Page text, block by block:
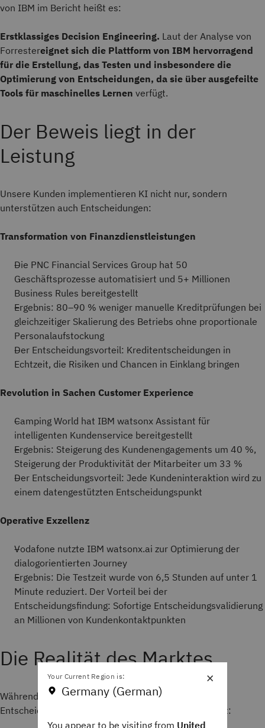
von IBM im Bericht heißt es:
Erstklassiges Decision Engineering. Laut der Analyse von
Forrestereignet sich die Plattform von IBM hervorragend
für die Erstellung, das Testen und insbesondere die
Optimierung von Entscheidungen, da sie über ausgefeilte
Tools für maschinelles Lernen verfügt.
Der Beweis liegt in der
Leistung
Unsere Kunden implementieren KI nicht nur, sondern
unterstützen auch Entscheidungen:
Transformation von Finanzdienstleistungen
Die PNC Financial Services Group hat 50
Geschäftsprozesse automatisiert und 5+ Millionen
Business Rules bereitgestellt
Ergebnis: 80–90 % weniger manuelle Kreditprüfungen bei
gleichzeitiger Skalierung des Betriebs ohne proportionale
Personalaufstockung
Der Entscheidungsvorteil: Kreditentscheidungen in
Echtzeit, die Risiken und Chancen in Einklang bringen
Revolution in Sachen Customer Experience
Camping World hat IBM watsonx Assistant für
intelligenten Kundenservice bereitgestellt
Ergebnis: Steigerung des Kundenengagements um 40 %,
Steigerung der Produktivität der Mitarbeiter um 33 %
Der Entscheidungsvorteil: Jede Kundeninteraktion wird zu
einem datengestützten Entscheidungspunkt
Operative Exzellenz
Vodafone nutzte IBM watsonx.ai zur Optimierung der
dialogorientierten Journey
Ergebnis: Die Testzeit wurde von 6,5 Stunden auf unter 1
Minute reduziert. Der Vorteil bei der
Entscheidungsfindung: Sofortige Entscheidungsvalidierung
an Millionen von Kundenkontaktpunkten
Die Realität des Marktes
Während der KI-Markt explodiert, ist die
Entscheidungsintelligenz der Schlüssel zum Mehrwert:
×
Your Current Region is:
Germany (German)
You appear to be visiting from United